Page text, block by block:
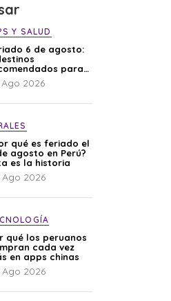
Y SALUD
6 de agosto:
para
el descanso
2026
qué es feriado el
agosto en Perú?
es la historia
Ago 2026
qué los peruanos
cada vez
en apps chinas
Ago 2026